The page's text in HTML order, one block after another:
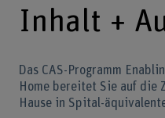
Inhalt +
Das CAS-Programm
Home bereitet Sie auf die
Hause in Spital-